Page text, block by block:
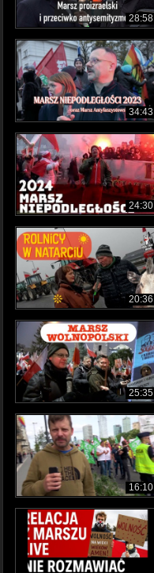
28:58
34:43
24:30
20:36
25:35
16:10